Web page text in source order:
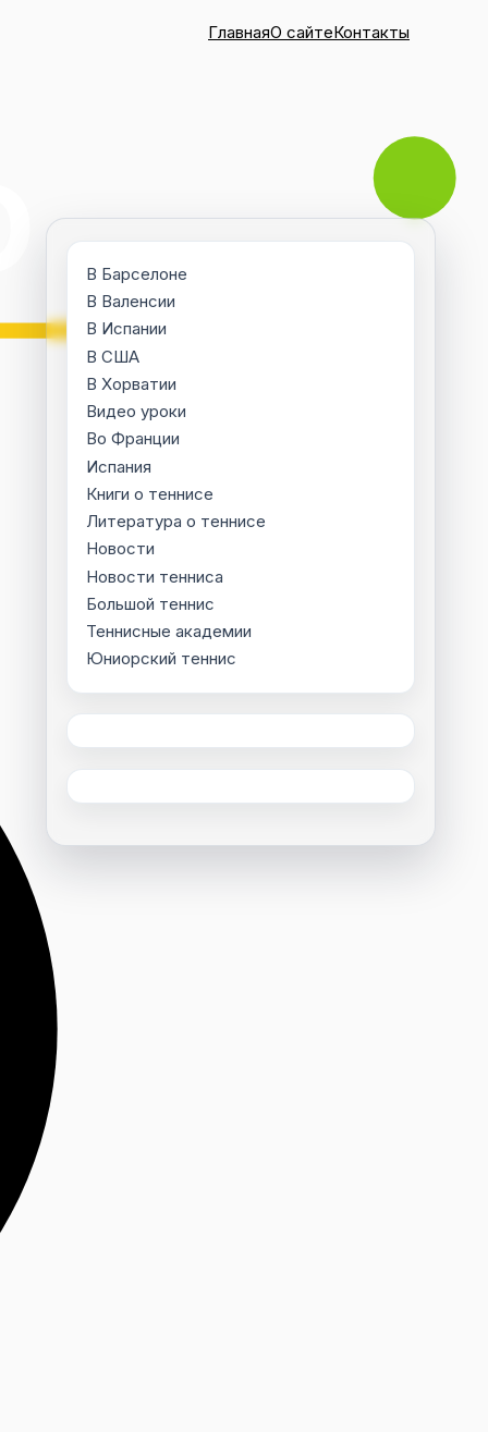
ГлавнаяО сайтеКонтакты
В Барселоне
В Валенсии
В Испании
В США
В Хорватии
Видео уроки
Во Франции
Испания
Книги о теннисе
Литература о теннисе
Новости
Новости тенниса
Большой теннис
Теннисные академии
Юниорский теннис